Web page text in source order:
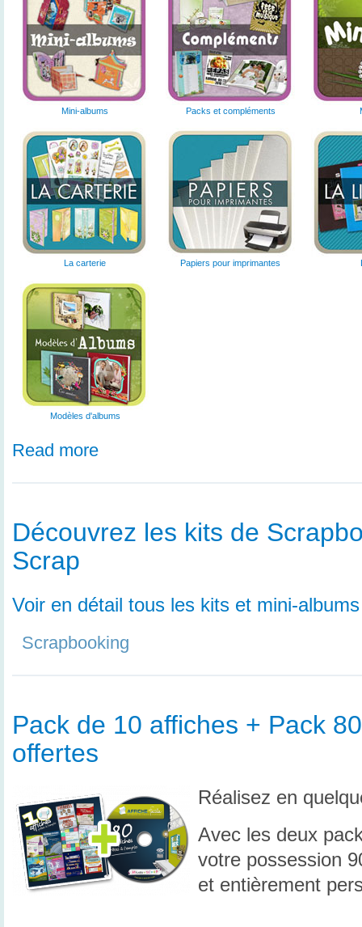
Mini-albums Packs et compléments
La carterie Papiers pour imprimantes
Modèles d'albums
Read more
Découvrez les kits de
Scrap
Voir en détail tous les kits et mini-
Scrapbooking
Pack de 10 affiches + Pack
offertes
Réalisez en
Avec les deux
votre possession
et entièrement